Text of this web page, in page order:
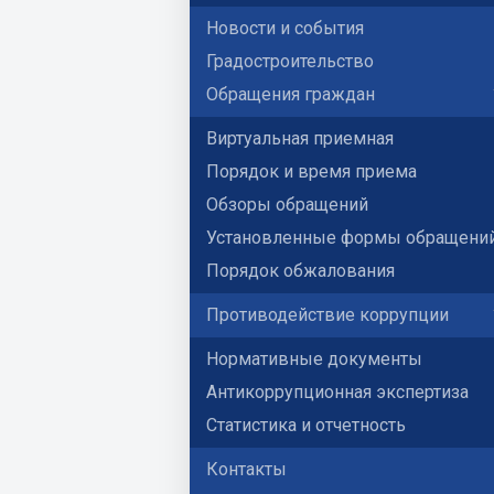
Новости и события
Градостроительство
Обращения граждан
Виртуальная приемная
Порядок и время приема
Обзоры обращений
Установленные формы
Порядок обжалования
Противодействие коррупции
Нормативные документы
Антикоррупционная экспертиза
Статистика и отчетность
Контакты